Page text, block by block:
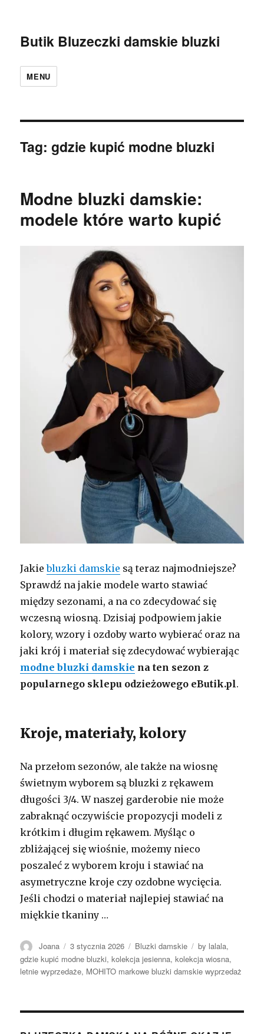
Butik Bluzeczki damskie bluzki
MENU
Tag:gdzie kupić modne bluzki
Modne bluzki damskie:
modele które warto kupić
Jakiebluzki damskie są teraz najmodniejsze?
Sprawdź na jakie modele warto stawiać
między sezonami, a na co zdecydować się
wczesną wiosną. Dzisiaj podpowiem jakie
kolory, wzory i ozdoby warto wybierać oraz na
jaki krój i materiał się zdecydować wybierając
modne bluzki damskie na ten sezon z
popularnego sklepu odzieżowego eButik.pl.
Kroje, materiały, kolory
Na przełom sezonów, ale także na wiosnę
świetnym wyborem są bluzki z rękawem
długości 3/4. W naszej garderobie nie może
zabraknąć oczywiście propozycji modeli z
krótkim i długim rękawem. Myśląc o
zbliżającej się wiośnie, możemy nieco
poszaleć z wyborem kroju i stawiać na
asymetryczne kroje czy ozdobne wycięcia.
Jeśli chodzi o materiał najlepiej stawiać na
miękkie tkaniny …
Autor
Joana Opublikowano
3 stycznia 2026 Kategorie
Bluzki damskie Tagi
by lalala,
gdzie kupić modne bluzki,kolekcja jesienna,kolekcja wiosna,
letnie wyprzedaże, MOHITO markowe bluzki damskie wyprzedaż